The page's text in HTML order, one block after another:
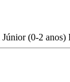
Júnior (0-2 anos)